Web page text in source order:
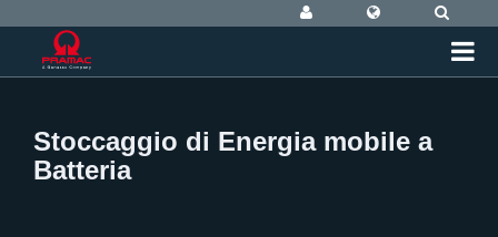
Stoccaggio di Energia mobile a
Batteria